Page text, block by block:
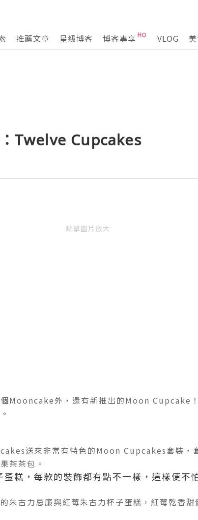
推薦文章 星級博客 博客專享 VLOG
Twelve Cupcakes
點擊圖片放大
Mooncake外，還有新推出的Moon Cupcake
。
送來非常有特色的Moon Cupcakes套裝，
茶茶包。
糕，每款的裝飾都有點不一樣，這樣便不
朱古力忌廉與紅莓朱古力杯子蛋糕，紅莓乾香甜